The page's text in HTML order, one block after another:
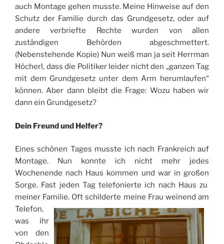
auch Montage gehen musste. Meine Hinweise auf den
Schutz der Familie durch das Grundgesetz, oder auf
andere verbriefte Rechte wurden von allen
zuständigen Behörden abgeschmettert.
(Nebenstehende Kopie) Nun weiß man ja seit Herrman
Höcherl, dass die Politiker leider nicht den „ganzen Tag
mit dem Grundgesetz unter dem Arm herumlaufen“
können. Aber dann bleibt die Frage: Wozu haben wir
dann ein Grundgesetz?
Dein Freund und Helfer?
Eines schönen Tages musste ich nach Frankreich auf
Montage. Nun konnte ich nicht mehr jedes
Wochenende nach Haus kommen und war in großen
Sorge. Fast jeden Tag telefonierte ich nach Haus zu
meiner Familie. Oft schilderte meine Frau weinend am
Telefon,
was ihr
von den